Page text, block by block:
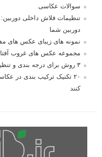
سوالات عکاسی
تنظیمات فلاش داخلی دوربین:
دوربین شما
نمونه های زیبای عکس های
مجموعه عکس های غروب
۳ روش برای درجه بندی و تنظیم دقیق رنگ در فتوشاپ
۲۰ تکنیک ترکیب بندی در
کنند